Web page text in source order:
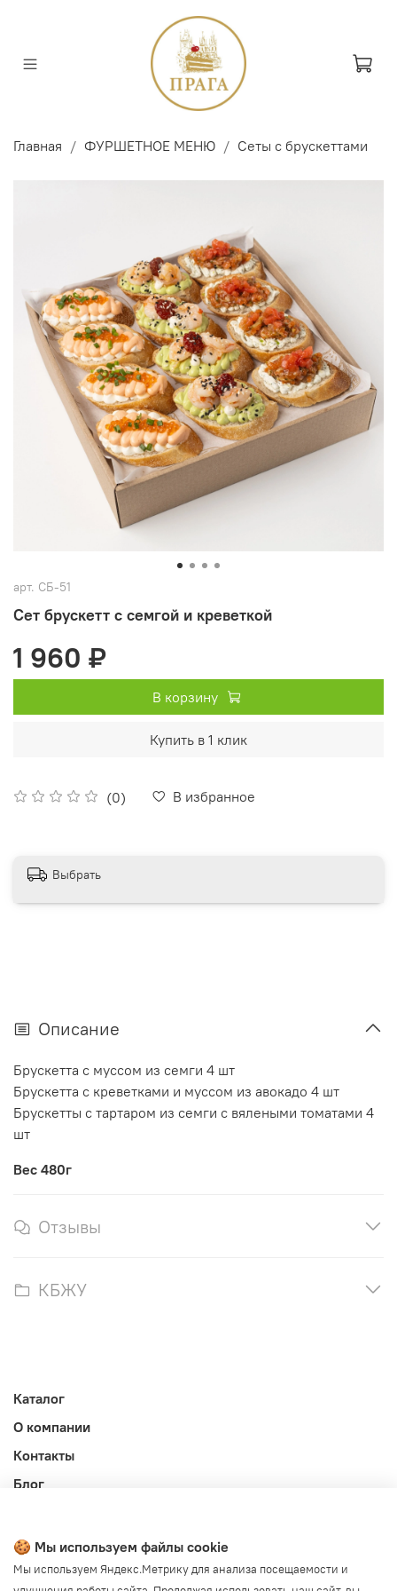
Главная ФУРШЕТНОЕ МЕНЮ Сеты с брускеттами
арт. СБ-51
Сет брускетт с семгой и креветкой
(0) В избранное
1 960 ₽
В корзину
Купить в 1 клик
Выбрать
Описание
Брускетта с муссом из семги 4 шт
Брускетта с креветками и муссом из авокадо 4 шт
Брускетты с тартаром из семги с вялеными томатами 4
шт
Вес 480г
Отзывы
КБЖУ
Каталог
О компании
Контакты
Блог
Публичная оферта
Политика конфиденциальности и обработки ПД
🍪 Мы используем файлы cookie
Мы используем Яндекс.Метрику для анализа посещаемости и